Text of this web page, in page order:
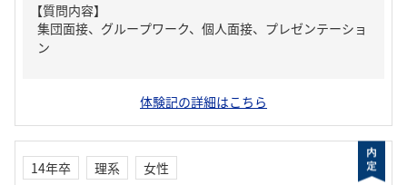
【質問内容】
集団面接、グループワーク、個人面接、プレゼンテーショ
ン
体験記の詳細はこちら
14年卒 理系
女性